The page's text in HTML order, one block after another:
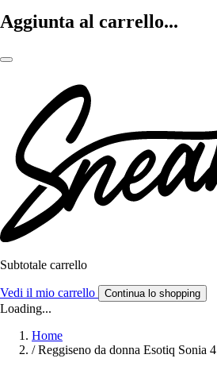
Aggiunta al carrello...
Subtotale carrello
Vedi il mio carrello Continua lo shopping
Loading...
Home
/ Reggiseno da donna Esotiq Sonia 4